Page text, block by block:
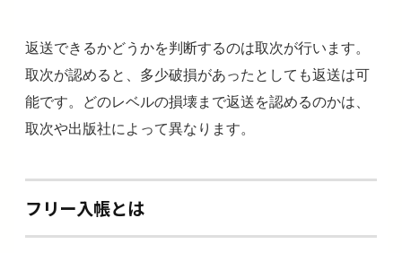
返送できるかどうかを判断するのは取次が行います。
取次が認めると、多少破損があったとしても返送は可
能です。どのレベルの損壊まで返送を認めるのかは、
取次や出版社によって異なります。
フリー入帳とは